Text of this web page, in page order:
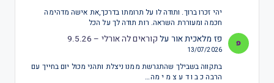
יהי זכרו ברוך. ותודה לו על תרומתו בדרכך,את אישה מדהימה
חכמה ומעוררת השראה. רות תודה לך על הכל
פז מלאכית אור על קוראים לה אורלי – 9.5.26
13/07/2026
בתקווה בשבילך שהתגרשת ממנו ניצלת ותהני מכול יום בחייך עם
הרבה כ ב ו ד ע צ מ י מה…